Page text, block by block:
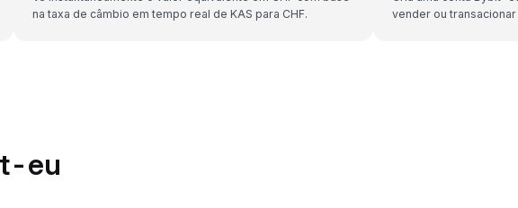
na taxa de câmbio em tempo real de KAS para CHF.
vender ou transacionar
eu